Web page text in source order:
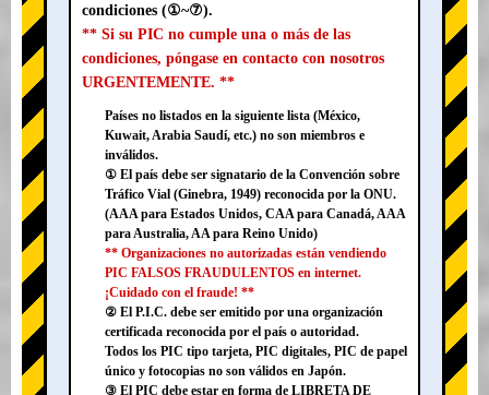
condiciones (①~⑦).
** Si su PIC no cumple una o más de las
condiciones, póngase en contacto con nosotros
URGENTEMENTE. **
Países no listados en la siguiente lista (México,
Kuwait, Arabia Saudí, etc.) no son miembros e
inválidos.
① El país debe ser signatario de la Convención sobre
Tráfico Vial (Ginebra, 1949) reconocida por la ONU.
(AAA para Estados Unidos, CAA para Canadá, AAA
para Australia, AA para Reino Unido)
** Organizaciones no autorizadas están vendiendo
PIC FALSOS FRAUDULENTOS en internet.
¡Cuidado con el fraude! **
② El P.I.C. debe ser emitido por una organización
certificada reconocida por el país o autoridad.
Todos los PIC tipo tarjeta, PIC digitales, PIC de papel
único y fotocopias no son válidos en Japón.
③ El PIC debe estar en forma de LIBRETA DE